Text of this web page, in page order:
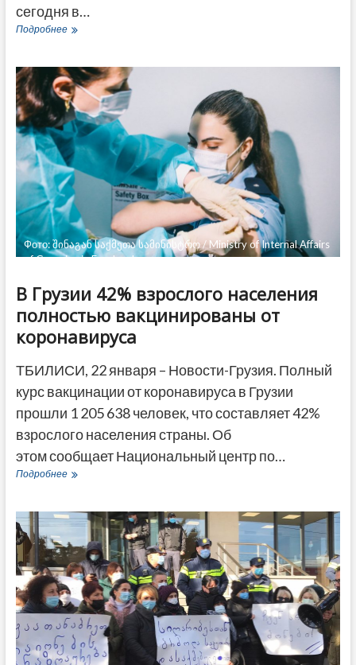
сегодня в…
ПодробнееБорьба
оборотом
оружия
–
с
начала
года
в
Грузии
задержаны
6
человек
Фото: შინაგან საქმეთა სამინისტრო / Ministry of Internal Affairs
of Georgia via Facebook
В Грузии 42% взрослого населения
полностью вакцинированы от
коронавируса
ТБИЛИСИ, 22 января – Новости-Грузия. Полный
курс вакцинации от коронавируса в Грузии
прошли 1 205 638 человек, что составляет 42%
взрослого населения страны. Об
этом сообщает Национальный центр по…
ПодробнееВ
взрослого
населения
полностью
вакцинированы
от
коронавируса